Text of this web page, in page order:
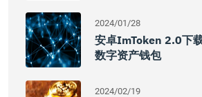
2024/01/28
安卓imToken 2.0下
数字资产钱包
2024/02/19